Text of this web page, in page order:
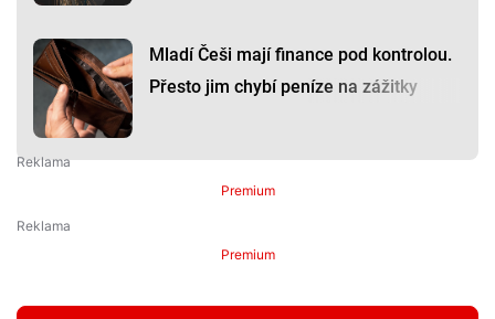
Mladí Češi mají finance pod kontrolou.
Přesto jim chybí peníze na zážitky
Premium
Premium